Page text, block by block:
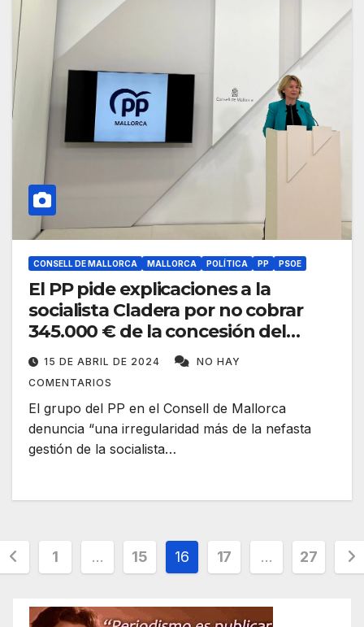
CONSELL DE MALLORCA MALLORCA POLÍTICA PP PSOE
El PP pide explicaciones a la
socialista Cladera por no cobrar
345.000 € de la concesión del
hipódromo
15 DE ABRIL DE 2024
NO HAY
COMENTARIOS
El grupo del PP en el Consell de Mallorca
denuncia “una irregularidad más de la nefasta
gestión de la socialista…
1 … 15 16 17 … 27